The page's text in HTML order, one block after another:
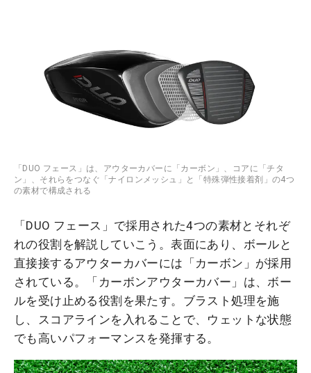
「DUO フェース」は、アウターカバーに「カーボン」、コアに「チタ
ン」、それらをつなぐ「ナイロンメッシュ」と「特殊弾性接着剤」の4つ
の素材で構成される
「DUO フェース」で採用された4つの素材とそれぞ
れの役割を解説していこう。表面にあり、ボールと
直接接するアウターカバーには「カーボン」が採用
されている。「カーボンアウターカバー」は、ボー
ルを受け止める役割を果たす。ブラスト処理を施
し、スコアラインを入れることで、ウェットな状態
でも高いパフォーマンスを発揮する。